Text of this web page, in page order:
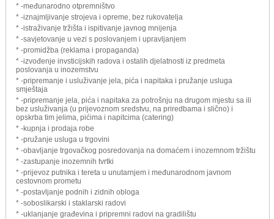
* -međunarodno otpremništvo
* -iznajmljivanje strojeva i opreme, bez rukovatelja
* -istraživanje tržišta i ispitivanje javnog mnijenja
* -savjetovanje u vezi s poslovanjem i upravljanjem
* -promidžba (reklama i propaganda)
* -izvođenje invsticijskih radova i ostalih djelatnosti iz predmeta
poslovanja u inozemstvu
* -pripremanje i usluživanje jela, pića i napitaka i pružanje usluga
smještaja
* -pripremanje jela, pića i napitaka za potrošnju na drugom mjestu sa ili
bez usluživanja (u prijevoznom sredstvu, na priredbama i slično) i
opskrba tim jelima, pićima i napitcima (catering)
* -kupnja i prodaja robe
* -pružanje usluga u trgovini
* -obavljanje trgovačkog posredovanja na domaćem i inozemnom tržištu
* -zastupanje inozemnih tvrtki
* -prijevoz putnika i tereta u unutarnjem i međunarodnom javnom
cestovnom prometu
* -postavljanje podnih i zidnih obloga
* -soboslikarski i staklarski radovi
* -uklanjanje građevina i pripremni radovi na gradilištu